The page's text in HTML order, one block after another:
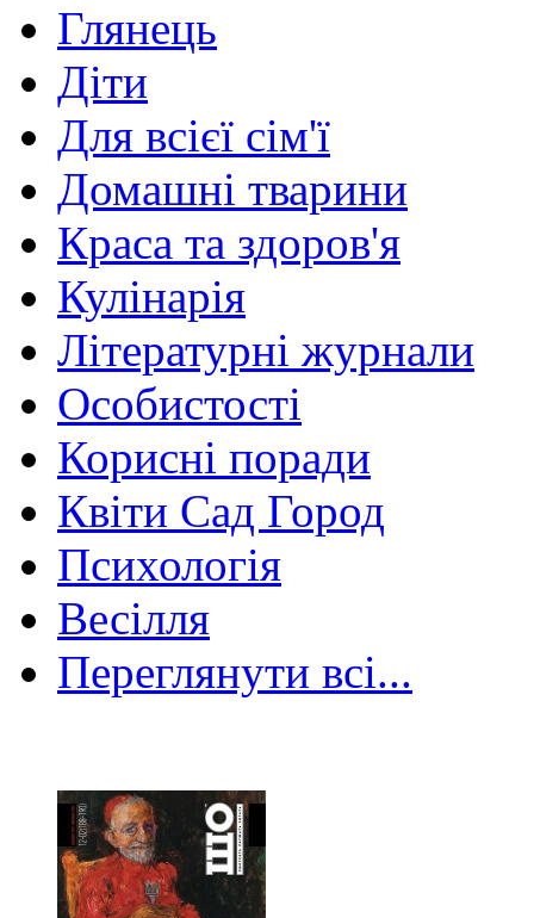
Глянець
Діти
Для всієї сім'ї
Домашні тварини
Краса та здоров'я
Кулінарія
Літературні журнали
Особистості
Корисні поради
Квіти Сад Город
Психологія
Весілля
Переглянути всі...